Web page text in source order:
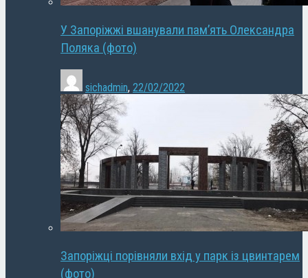
У Запоріжжі вшанували пам’ять Олександра
Поляка (фото)
sichadmin, 22/02/2022
Запоріжці порівняли вхід у парк із цвинтарем
(фото)